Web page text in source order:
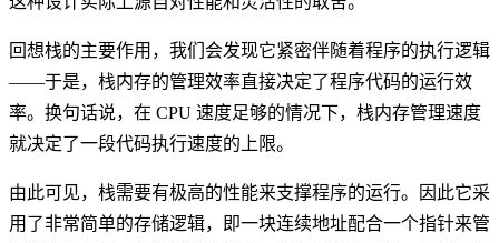
回想栈的主要作用，我们会发现它紧密伴随着程序的执行逻辑
——于是，栈内存的管理效率直接决定了程序代码的运行效
率。换句话说，在 CPU 速度足够的情况下，栈内存管理速度
就决定了一段代码执行速度的上限。
由此可见，栈需要有极高的性能来支撑程序的运行。因此它采
用了非常简单的存储逻辑，即一块连续地址配合一个指针来管